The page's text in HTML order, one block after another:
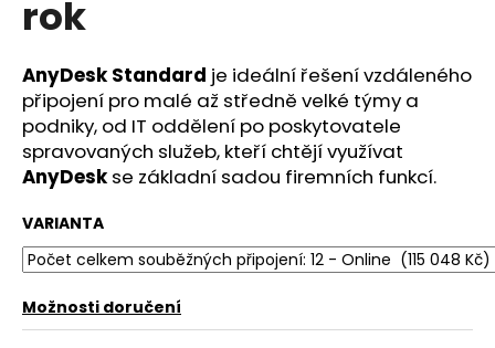
rok
AnyDesk Standard je ideální řešení vzdáleného
připojení pro malé až středně velké týmy a
podniky, od IT oddělení po poskytovatele
spravovaných služeb, kteří chtějí využívat
AnyDesk se základní sadou firemních funkcí.
VARIANTA
Možnosti doručení
a
í
t
?
HLEDAT